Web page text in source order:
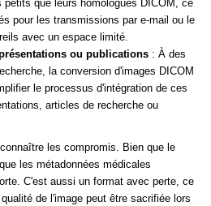
petits que leurs homologues DICOM, ce
pour les transmissions par e-mail ou le
avec un espace limité.
ou publications : À des
la conversion d'images DICOM
le processus d'intégration de ces
articles de recherche ou
les compromis. Bien que le
les métadonnées médicales
C'est aussi un format avec perte, ce
de l'image peut être sacrifiée lors